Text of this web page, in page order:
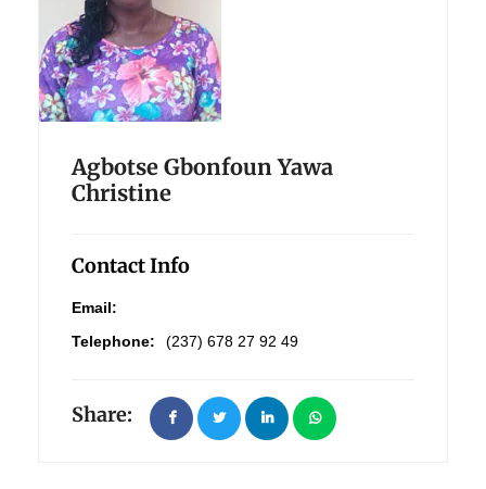
Agbotse Gbonfoun Yawa
Christine
Contact Info
Email:
Telephone:
(237) 678 27 92 49
Share: